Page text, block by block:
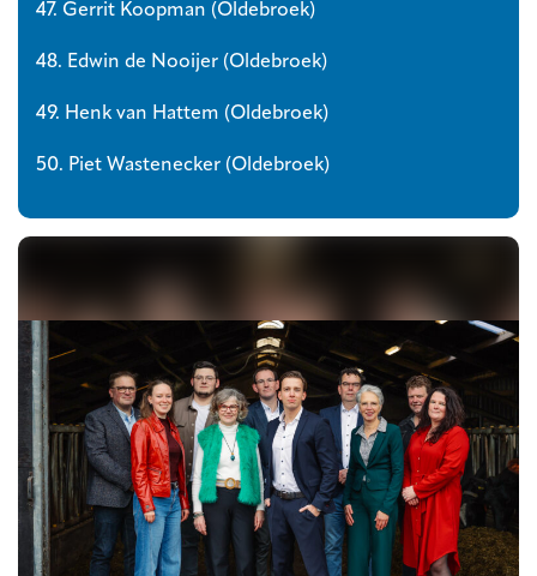
47. Gerrit Koopman (Oldebroek)
48. Edwin de Nooijer (Oldebroek)
49. Henk van Hattem (Oldebroek)
50. Piet Wastenecker (Oldebroek)